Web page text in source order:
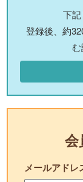
下記
登録後、約
む
会
メールアドレ